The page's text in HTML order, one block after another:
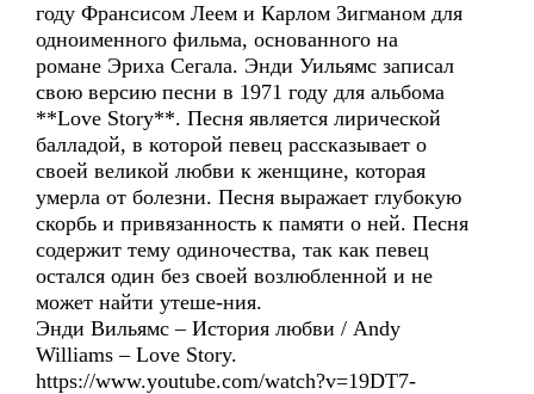
году Франсисом Леем и Карлом Зигманом для
одноименного фильма, основанного на
романе Эриха Сегала. Энди Уильямс записал
свою версию песни в 1971 году для альбома
**Love Story**. Песня является лирической
балладой, в которой певец рассказывает о
своей великой любви к женщине, которая
умерла от болезни. Песня выражает глубокую
скорбь и привязанность к памяти о ней. Песня
содержит тему одиночества, так как певец
остался один без своей возлюбленной и не
может найти утеше-ния.
Энди Вильямс – История любви / Andy
Williams – Love Story.
https://www.youtube.com/watch?v=19DT7-